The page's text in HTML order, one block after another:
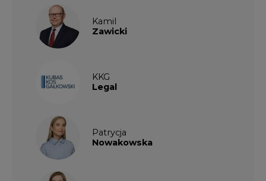
Kamil
Zawicki
KKG
Legal
Patrycja
Nowakowska